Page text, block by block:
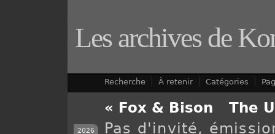
Les archives de
Recherche À retenir Catégories
« Fox & Bison The
2026
Pas d'invité,